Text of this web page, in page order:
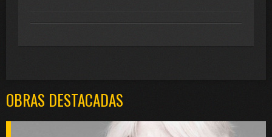
OBRAS DESTACADAS